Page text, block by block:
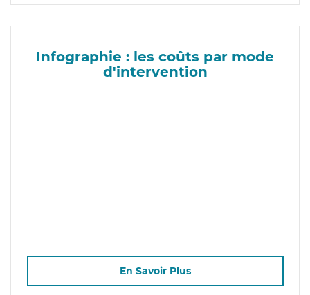
Infographie : les coûts par mode
d'intervention
En Savoir Plus